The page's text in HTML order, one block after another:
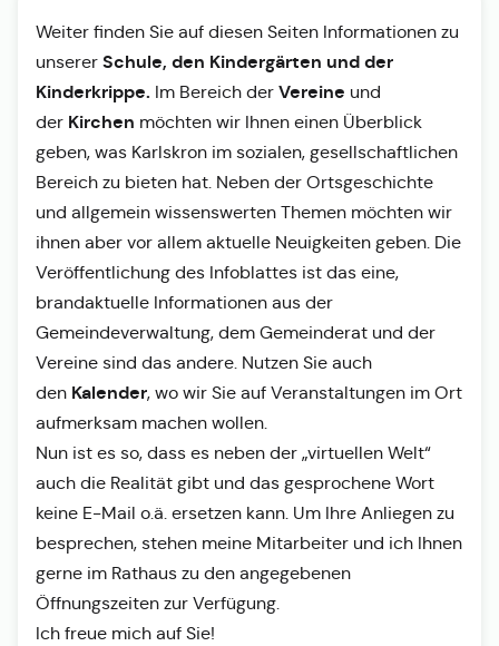
Weiter finden Sie auf diesen Seiten Informationen zu
unserer Schule, den Kindergärten und der
Kinderkrippe. Im Bereich der Vereine und
der Kirchen möchten wir Ihnen einen Überblick
geben, was Karlskron im sozialen, gesellschaftlichen
Bereich zu bieten hat. Neben der Ortsgeschichte
und allgemein wissenswerten Themen möchten wir
ihnen aber vor allem aktuelle Neuigkeiten geben. Die
Veröffentlichung des Infoblattes ist das eine,
brandaktuelle Informationen aus der
Gemeindeverwaltung, dem Gemeinderat und der
Vereine sind das andere. Nutzen Sie auch
den Kalender, wo wir Sie auf Veranstaltungen im Ort
aufmerksam machen wollen.
Nun ist es so, dass es neben der „virtuellen Welt“
auch die Realität gibt und das gesprochene Wort
keine E-Mail o.ä. ersetzen kann. Um Ihre Anliegen zu
besprechen, stehen meine Mitarbeiter und ich Ihnen
gerne im Rathaus zu den angegebenen
Öffnungszeiten zur Verfügung.
Ich freue mich auf Sie!